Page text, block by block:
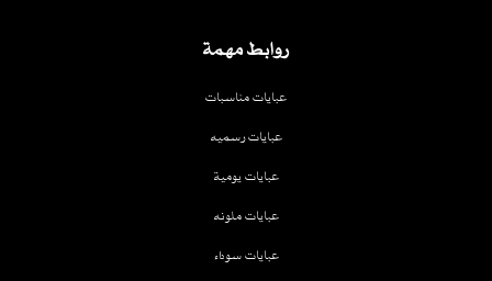
روابط مهمة
عبايات مناسبات
عبايات رسميه
عبايات يومية
عبايات ملونه
عبايات سوداء